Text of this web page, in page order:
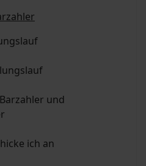
und
ich an